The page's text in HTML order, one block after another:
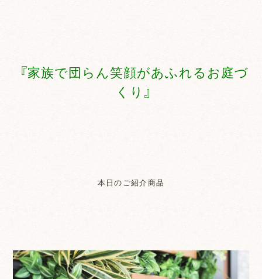
『家族で団らん笑顔があふれるお庭づ
くり』
本日のご紹介商品